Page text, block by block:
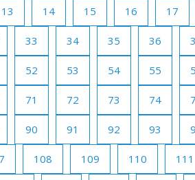
13 14 15 16 17
33 34 35 36
52 53 54 55
71 72 73 74
90 91 92 93
108 109 110 111